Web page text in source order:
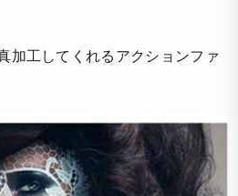
加工してくれるアクションファ